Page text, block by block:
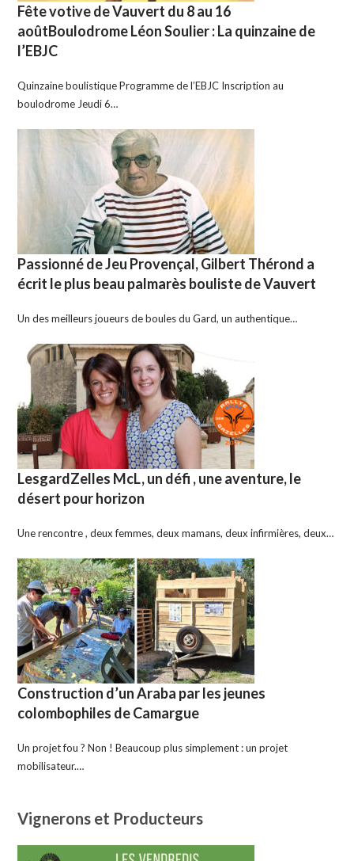
Fête votive de Vauvert du 8 au 16
aoûtBoulodrome Léon Soulier : La quinzaine de
l’EBJC
Quinzaine boulistique Programme de l’EBJC Inscription au
boulodrome Jeudi 6…
Passionné de Jeu Provençal, Gilbert Thérond a
écrit le plus beau palmarès bouliste de Vauvert
Un des meilleurs joueurs de boules du Gard, un authentique…
LesgardZelles McL, un défi , une aventure, le
désert pour horizon
Une rencontre , deux femmes, deux mamans, deux infirmières, deux…
Construction d’un Araba par les jeunes
colombophiles de Camargue
Un projet fou ? Non ! Beaucoup plus simplement : un projet
mobilisateur.…
Vignerons et Producteurs